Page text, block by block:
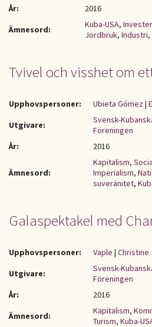
År:
2016
Ämnesord:
Kuba-USA,
Jordbruk, Industri,
Tvivel och visshet om
Upphovspersoner: Ubieta Gómez|
Utgivare:
Svensk-
Föreningen
År:
2016
Ämnesord:
Kapitalism,
Imperialism,
suveränitet,
Galaspektakel med
Upphovspersoner: Vaple | Christine
Utgivare:
Svensk-
Föreningen
År:
2016
Ämnesord:
Kapitalism,
Turism, Kuba-